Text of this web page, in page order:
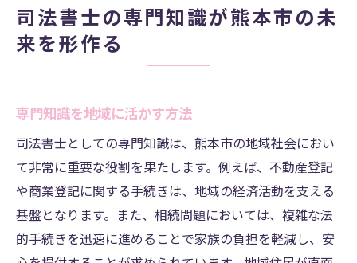
司法書士の専門知識が熊本市の未
来を形作る
専門知識を地域に活かす方法
司法書士としての専門知識は、熊本市の地域社会におい
て非常に重要な役割を果たします。例えば、不動産登記
や商業登記に関する手続きは、地域の経済活動を支える
基盤となります。また、相続問題においては、複雑な法
的手続きを迅速に進めることで家族の負担を軽減し、安